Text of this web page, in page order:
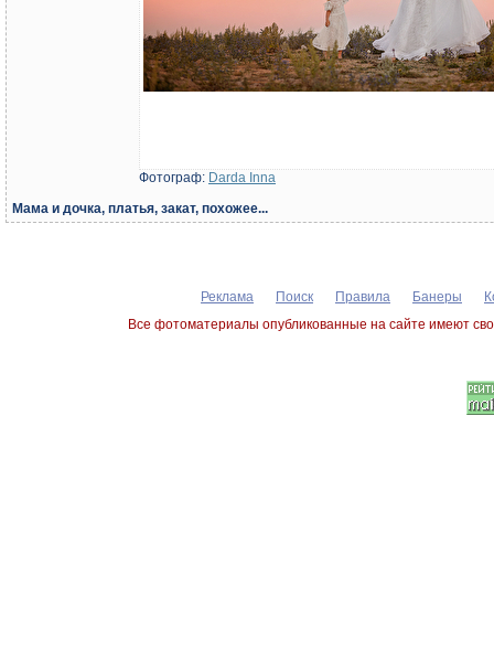
Фотограф: Darda Inna
Мама и дочка, платья, закат, похожее...
Реклама Поиск Правила Банеры
Все фотоматериалы опубликованные на сайте имеют